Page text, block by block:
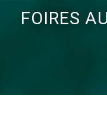
FOIRES